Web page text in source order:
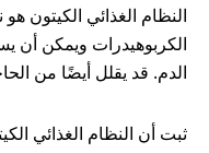
النظام الغذائي الكيتون
الكربوهيدرات ويمكن أن
الدم. قد يقلل أيضًا من
ثبت أن النظام الغذائي